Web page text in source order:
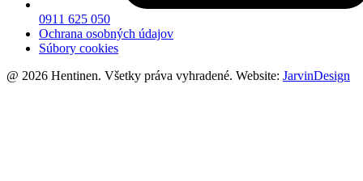
0911 625 050
Ochrana osobných údajov
Súbory cookies
@ 2026 Hentinen. Všetky práva vyhradené. Website: JarvinDesign